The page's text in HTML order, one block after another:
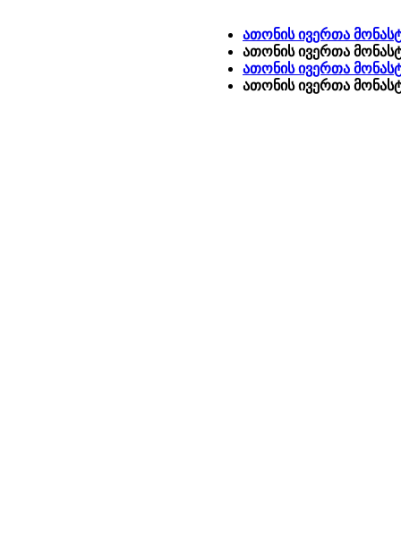
ათონის ივერთა
ათონის ივერთა
ათონის ივერთა
ათონის ივერთა